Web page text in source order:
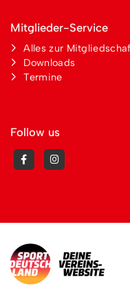
Mitglieder-Service
Alles zur
Downloads
Termine
Follow us